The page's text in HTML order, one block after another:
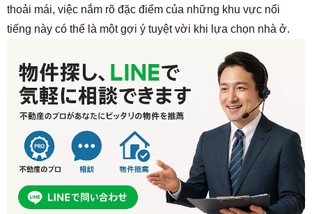
thoải mái, việc nắm rõ đặc điểm của những khu vực nổi
tiếng này có thể là một gợi ý tuyệt vời khi lựa chọn nhà ở.